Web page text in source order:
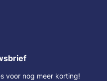
voor nog meer korting!